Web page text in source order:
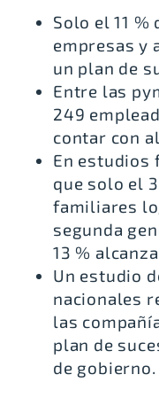
Solo el 11 %
empresas y
un plan de
Entre las
249
contar con
En estudios
que solo el
familiares
segunda
13 %
Un estudio
nacionales
las
plan de
de gobierno.